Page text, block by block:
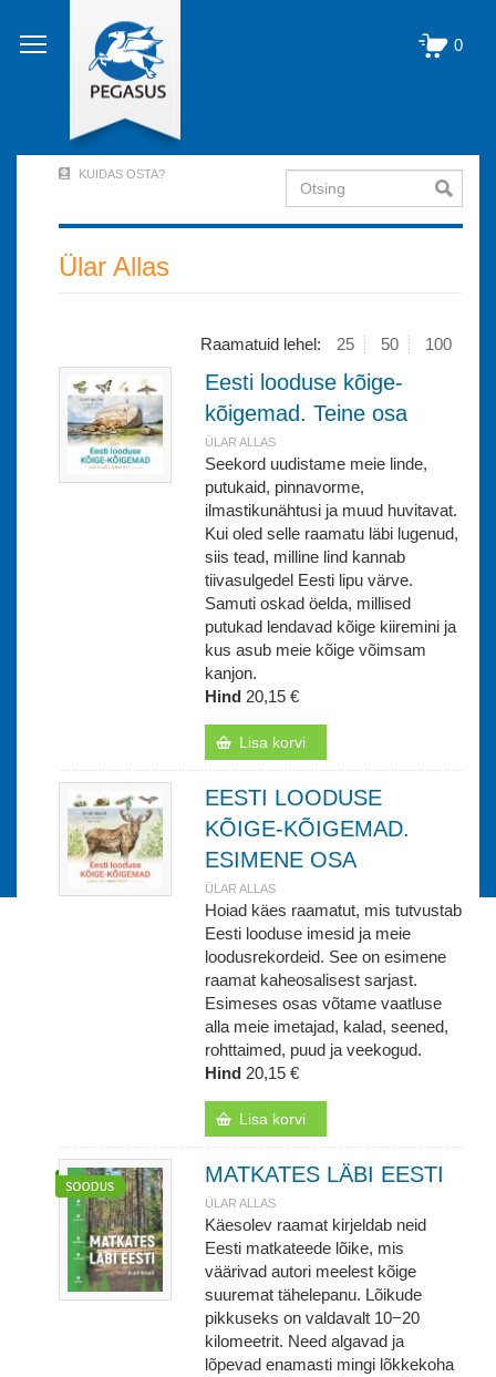
edasi
põhisisu
0
Account
Menu
KUIDAS OSTA? Otsing
Ülar Allas
Raamatuid lehel: 25 50 100
Eesti looduse kõige-
kõigemad. Teine osa
ÜLAR ALLAS
Seekord uudistame meie linde,
putukaid, pinnavorme,
ilmastikunähtusi ja muud huvitavat.
Kui oled selle raamatu läbi lugenud,
siis tead, milline lind kannab
tiivasulgedel Eesti lipu värve.
Samuti oskad öelda, millised
putukad lendavad kõige kiiremini ja
kus asub meie kõige võimsam
kanjon.
Hind 20,15 €
Lisa korvi
EESTI LOODUSE
KÕIGE-KÕIGEMAD.
ESIMENE OSA
ÜLAR ALLAS
Hoiad käes raamatut, mis tutvustab
Eesti looduse imesid ja meie
loodusrekordeid. See on esimene
raamat kaheosalisest sarjast.
Esimeses osas võtame vaatluse
alla meie imetajad, kalad, seened,
rohttaimed, puud ja veekogud.
Hind 20,15 €
Lisa korvi
MATKATES LÄBI EESTI
ÜLAR ALLAS
Käesolev raamat kirjeldab neid
Eesti matkateede lõike, mis
väärivad autori meelest kõige
suuremat tähelepanu. Lõikude
pikkuseks on valdavalt 10−20
kilomeetrit. Need algavad ja
lõpevad enamasti mingi lõkkekoha